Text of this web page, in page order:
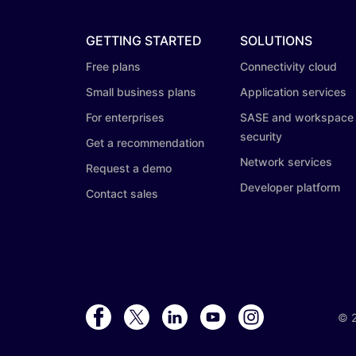
GETTING STARTED
Free plans
Small business plans
For enterprises
Get a recommendation
Request a demo
Contact sales
SOLUTIONS
Connectivity cloud
Application services
SASE and workspace
security
Network services
Developer platform
©